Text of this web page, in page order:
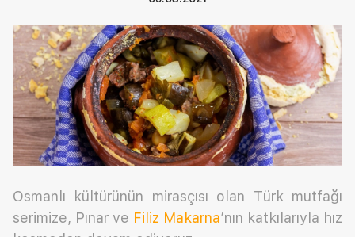
Osmanlı kültürünün mirasçısı olan Türk mutfağı
serimize, Pınar ve Filiz Makarna’nın katkılarıyla hız